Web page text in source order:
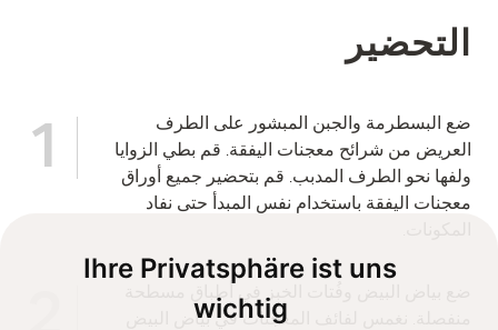
Ihre Privatsphäre ist uns
wichtig
التحضير
1
ضع البسطرمة والجبن المبشور على الطرف
العريض من شرائح معجنات اليفقة. قم بطي الزوايا
ولفها نحو الطرف المدبب. قم بتحضير جميع أوراق
معجنات اليفقة باستخدام نفس المبدأ حتى نفاد
منفصلة. نغمس لفائف المعجنات في بياض البيض